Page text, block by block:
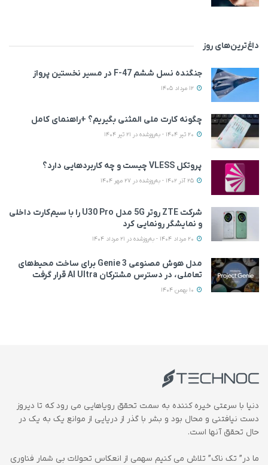
داغ‌ترین‌های روز
جنگنده نسل ششم F-47 در مسیر نخستین پرواز
چگونه کارت ملی المثنی بگیریم؟ +راهنمای کامل
پروتکل VLESS چیست و چه کاربردهایی دارد؟
شرکت ZTE روتر 5G مدل U30 Pro را با سیم‌کارت داخلی
و نمایشگر رونمایی کرد
مدل هوش مصنوعی Genie 3 برای ساخت محیط‌های
تعاملی، در دسترس مشترکان AI Ultra قرار گرفت
دنیا با سرعتی خیره کننده به سمت تحقق رویاهایی می رود که تا دیروز
دست نیافتنی و محال بود و بشر با گذر از دریایی از موانع یک به یک در
حال تحقق آنها است.
ما در” تک ناک” تلاش می کنیم سهمی از انعکاس تحولات بی شمار فناوری